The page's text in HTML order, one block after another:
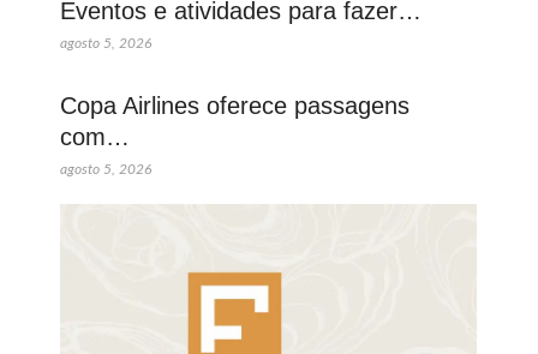
Eventos e atividades para fazer…
agosto 5, 2026
Copa Airlines oferece passagens
com…
agosto 5, 2026